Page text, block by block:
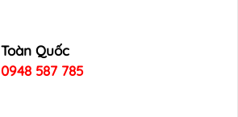
Toàn Quốc
0948 587 785